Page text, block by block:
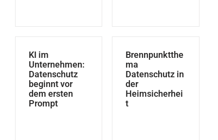
KI im
Unternehmen:
Datenschutz
beginnt vor
dem ersten
Prompt
Brennpunktthe
ma
Datenschutz in
der
Heimsicherhei
t